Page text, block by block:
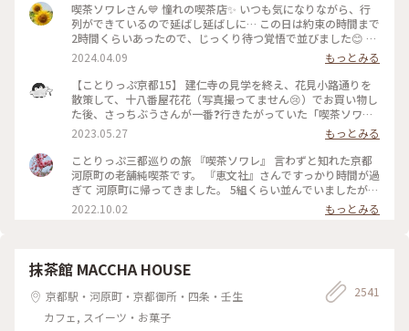
喫茶ソワレさん💙 憧れの喫茶店✨ いつも気になりながら、行
列ができているので延ばし延ばしに… この日は約束の時間まで
2時間くらいあったので、じっくり待つ覚悟で並びました😊 待
つ間も皆さんの投稿で拝見していた青の世界を想像し、ワクワ
ク💓 結局1時間ほど待ち、店内へ。 1番奥の、部屋が見渡せる
席に着きました。 深く青く、まるで別世界に入ったようです
💙 ぶどうの透かし彫りやライトもクラシックでキレイ✨ 頼ん
だのはご存じゼリーポンチ🌈✨ キレイ～✨ 優しいランプの明か
りにかざすとキラキラします✨ ゼリーの懐かしい感じや優しい
炭酸もいい！ 中の氷がゼリーと同じサイズで、ゼリーだと思
って口に入れてびっくりしてしまいました💦 あっという間に
食べ終わってしまいました😣 まだこの雰囲気の中にいたくて
コーヒーでも頼みたい…と思いましたが、きっと外には長い行
列ができているでしょうからお店を後にしました。 またこの
特別な空間に会いに行きたいです💙 #電車旅 #喫茶ソワレ #喫
2024.04.09
もっとみる
【ことりっぷ京都15】 建仁寺の見学を終え、花見小路通りを
散策して、十八番屋花花（写真撮ってません😢）でお買い物し
た後、さっちぶうさんが一番❓行きたがっていた「喫茶ソワ
レ」さんに向かいました😊 人気のお店なので長蛇の列ができ
ていると覚悟して行ったのですが、運良く２組しか待っていま
せんでした😄 15分くらいで案内され、２階の窓側の席へ。若
いグループばっかり😱 あ、でも、男性だけで来ているグルー
プも😊 私はヨーグルトポンチ、さっちぶうさんはゼリーポン
チフロートを注文しました。 店内の雰囲気は、暗めの照明で
したが、落ち着いていて良い雰囲気でした。 美味しくいただ
2023.05.27
もっとみる
ことりっぷ三都巡りの旅 『喫茶ソワレ』 言わずと知れた京都
河原町の老舗純喫茶です。 『恵文社』さんですっかり時間が過
ぎて 河原町に帰ってきました。 5組くらい並んでいましたが、
次々と呼ばれて すんなりと入店できました。 昔ながらのお店
を守っておられ、 狭い店内ですが、運良く2階の窓辺の 小さな
れた落ち着いた店内は 天井の梁や調度品もシックで美しく 昭
和の香りが漂っていますが、 お客さんは若い観光客の方が多
かったです。 お席もすごく近いのですが、 コーナーだったの
で ひっそりと自分の時間を過ごせました✨ ゆるり京都の街歩
きを楽しむことが できた素敵な1日でした。 ・ ・ #私のことり
2022.10.02 もっとみる
抹茶館 MACCHA HOUSE
京都駅・河原町・京都御所・四条・壬生
カフェ, スイーツ・お菓子
2541